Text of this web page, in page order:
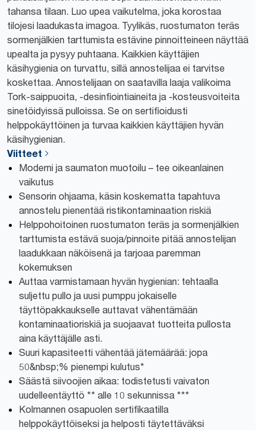
tahansa tilaan. Luo upea vaikutelma, joka korostaa
tilojesi laadukasta imagoa. Tyylikäs, ruostumaton teräs
sormenjälkien tarttumista estävine pinnoitteineen näyttää
upealta ja pysyy puhtaana. Kaikkien käyttäjien
käsihygienia on turvattu, sillä annostelijaa ei tarvitse
koskettaa. Annostelijaan on saatavilla laaja valikoima
Tork-saippuoita, -desinfiointiaineita ja -kosteusvoiteita
sinetöidyissä pulloissa. Se on sertifioidusti
helppokäyttöinen ja turvaa kaikkien käyttäjien hyvän
käsihygienian.
Viitteet
Moderni ja saumaton muotoilu – tee oikeanlainen
vaikutus
Sensorin ohjaama, käsin koskematta tapahtuva
annostelu pienentää ristikontaminaation riskiä
Helppohoitoinen ruostumaton teräs ja sormenjälkien
tarttumista estävä suoja/pinnoite pitää annostelijan
laadukkaan näköisenä ja tarjoaa paremman
kokemuksen
Auttaa varmistamaan hyvän hygienian: tehtaalla
suljettu pullo ja uusi pumppu jokaiselle
täyttöpakkaukselle auttavat vähentämään
kontaminaatioriskiä ja suojaavat tuotteita pullosta
aina käyttäjälle asti.
Suuri kapasiteetti vähentää jätemäärää: jopa
50&nbsp;% pienempi kulutus*
Säästä siivoojien aikaa: todistetusti vaivaton
uudelleentäyttö ** alle 10 sekunnissa ***
Kolmannen osapuolen sertifikaatilla
helppokäyttöiseksi ja helposti täytettäväksi